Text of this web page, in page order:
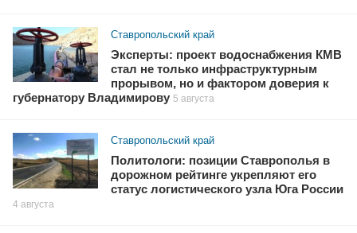
Ставропольский край
Эксперты: проект водоснабжения КМВ
стал не только инфраструктурным
прорывом, но и фактором доверия к
губернатору Владимирову 5 августа
Ставропольский край
Политологи: позиции Ставрополья в
дорожном рейтинге укрепляют его
статус логистического узла Юга России
4 августа